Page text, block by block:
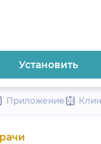
Установить
Приложение